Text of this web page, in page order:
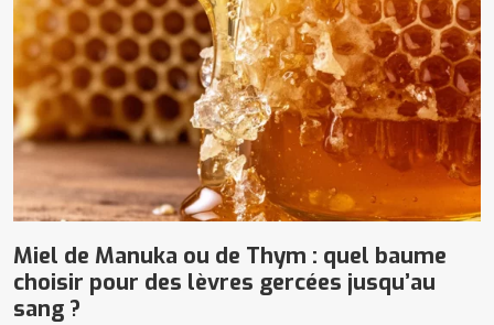
Miel de Manuka ou de Thym : quel baume
choisir pour des lèvres gercées jusqu’au
sang ?